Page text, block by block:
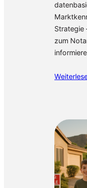
Strategie
zum